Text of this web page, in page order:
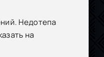
Недотепа
на